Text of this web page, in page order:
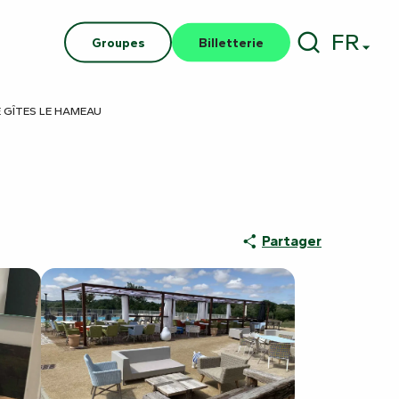
Groupes Billetterie FR
LE HAMEAU
Partager